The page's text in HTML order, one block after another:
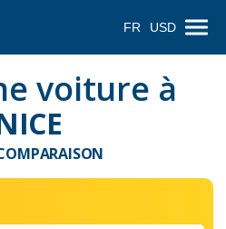
FR USD
voiture à